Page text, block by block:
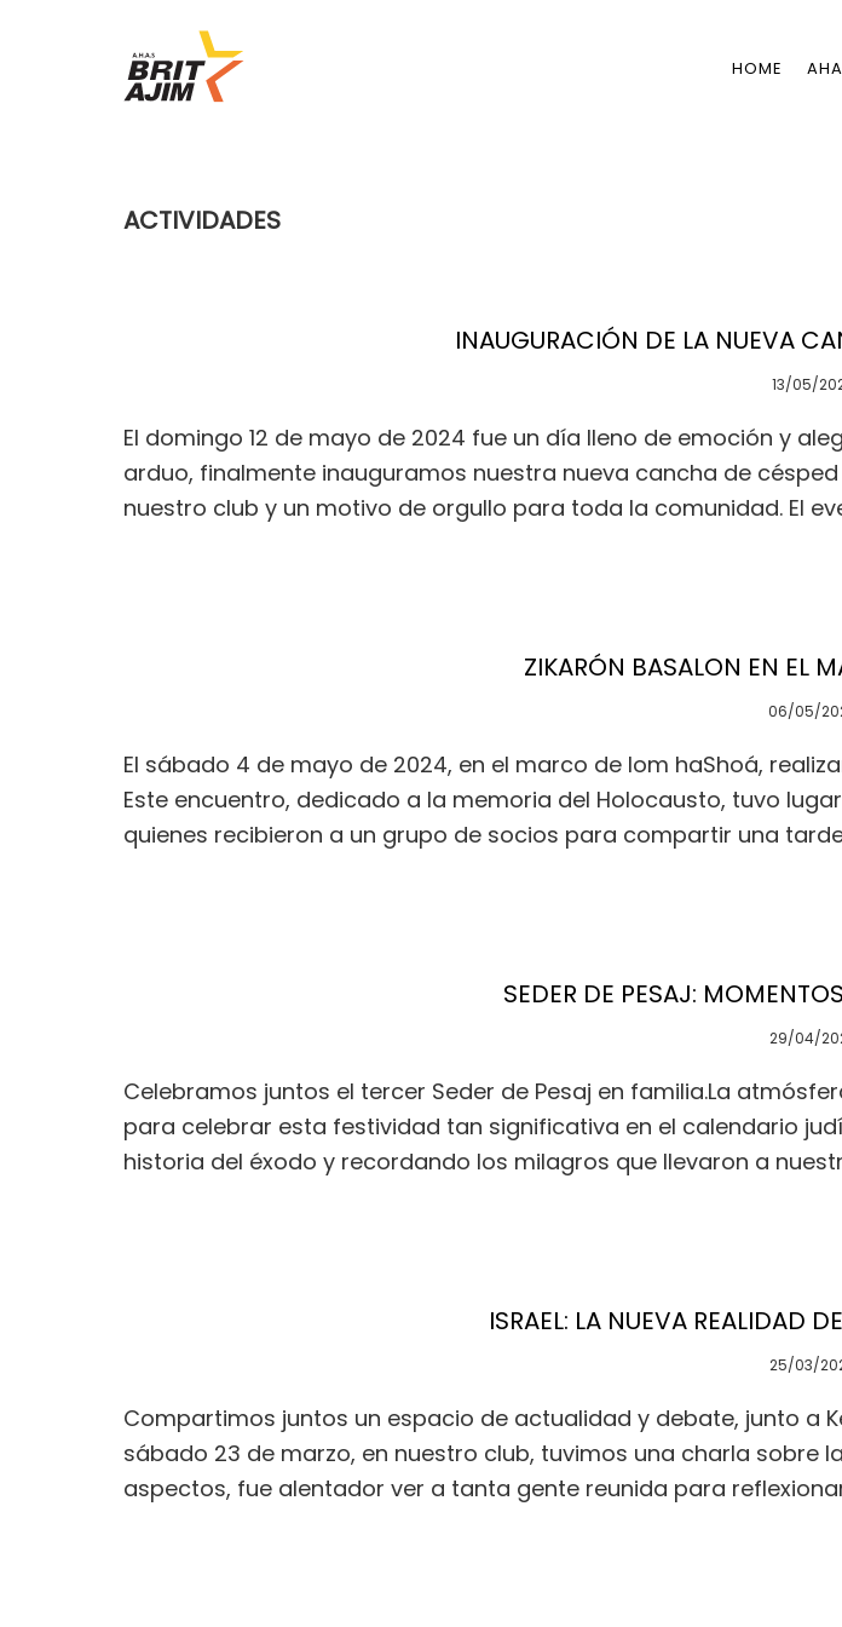
navegación
recreativas
HOME
ACTIVIDADES
INAUGURACIÓN DE LA NUEVA
13/05/
El domingo 12 de mayo de 2024 fue un día lleno de emoción y
arduo, finalmente inauguramos nuestra nueva cancha de
nuestro club y un motivo de orgullo para toda la comunidad. El
ZIKARÓN BASALON EN EL
06/05/
El sábado 4 de mayo de 2024, en el marco de Iom haShoá,
Este encuentro, dedicado a la memoria del Holocausto, tuvo
quienes recibieron a un grupo de socios para compartir una
SEDER DE PESAJ:
29/04/
Celebramos juntos el tercer Seder de Pesaj en familia.La
para celebrar esta festividad tan significativa en el calendario
historia del éxodo y recordando los milagros que llevaron a
ISRAEL: LA NUEVA REALIDAD
25/03/
Compartimos juntos un espacio de actualidad y debate, junto a
sábado 23 de marzo, en nuestro club, tuvimos una charla sobre
aspectos, fue alentador ver a tanta gente reunida para